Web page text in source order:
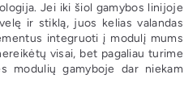
Jei iki šiol gamybos linijoje
ir stiklą, juos kelias valandas
integruoti į modulį mums
visai, bet pagaliau turime
modulių gamyboje dar niekam